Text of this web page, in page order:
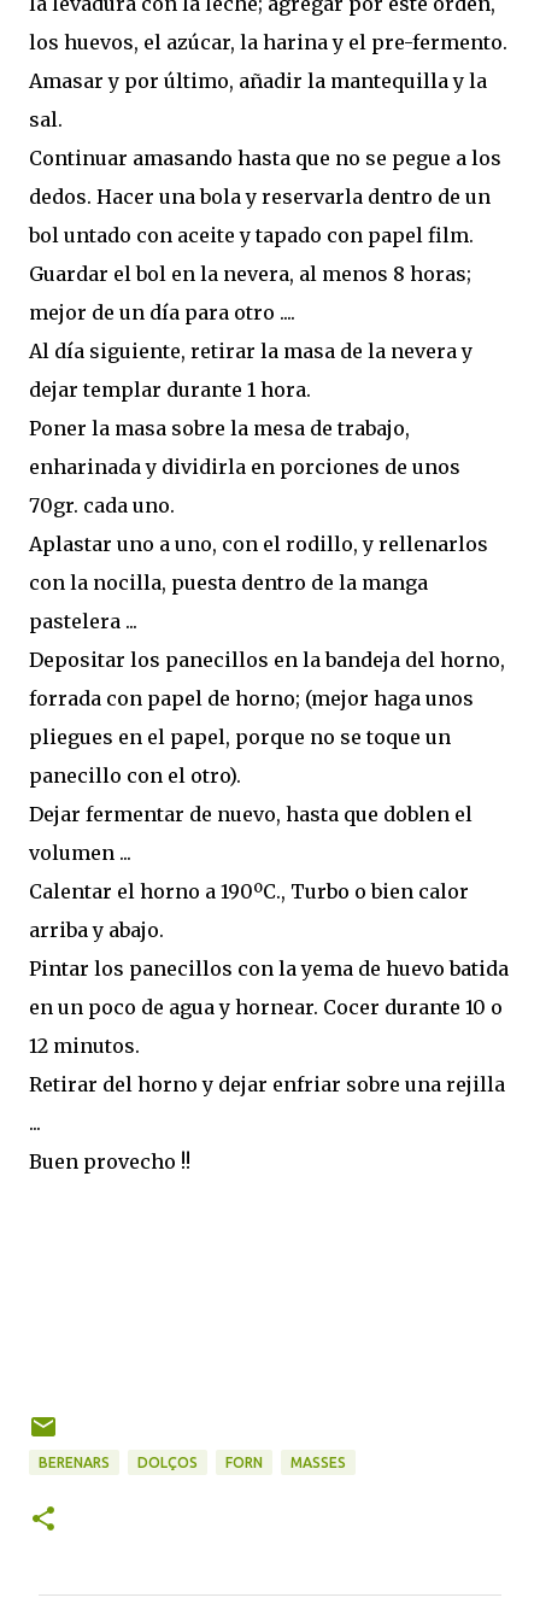
los huevos, el azúcar, la harina y el pre-fermento.
Amasar y por último, añadir la mantequilla y la
sal.
Continuar amasando hasta que no se pegue a los
dedos. Hacer una bola y reservarla dentro de un
bol untado con aceite y tapado con papel film.
Guardar el bol en la nevera, al menos 8 horas;
mejor de un día para otro ....
Al día siguiente, retirar la masa de la nevera y
dejar templar durante 1 hora.
Poner la masa sobre la mesa de trabajo,
enharinada y dividirla en porciones de unos
70gr. cada uno.
Aplastar uno a uno, con el rodillo, y rellenarlos
con la nocilla, puesta dentro de la manga
pastelera ...
Depositar los panecillos en la bandeja del horno,
forrada con papel de horno; (mejor haga unos
pliegues en el papel, porque no se toque un
panecillo con el otro).
Dejar fermentar de nuevo, hasta que doblen el
volumen ...
Calentar el horno a 190ºC., Turbo o bien calor
arriba y abajo.
Pintar los panecillos con la yema de huevo batida
en un poco de agua y hornear. Cocer durante 10 o
12 minutos.
Retirar del horno y dejar enfriar sobre una rejilla
...
Buen provecho !!
BERENARS DOLÇOS FORN MASSES